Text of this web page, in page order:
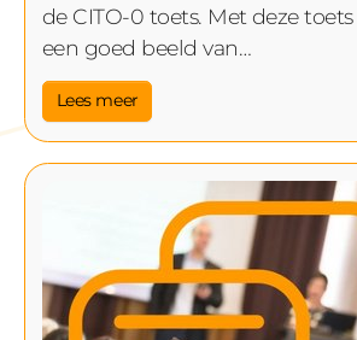
de CITO-0 toets. Met deze
een goed beeld van…
Lees meer